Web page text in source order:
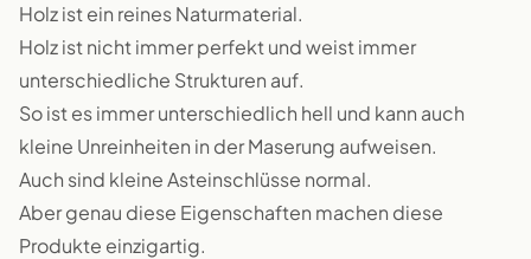
Holz ist ein reines Naturmaterial.
Holz ist nicht immer perfekt und weist immer
unterschiedliche Strukturen auf.
So ist es immer unterschiedlich hell und kann auch
kleine Unreinheiten in der Maserung aufweisen.
Auch sind kleine Asteinschlüsse normal.
Aber genau diese Eigenschaften machen diese
Produkte einzigartig.